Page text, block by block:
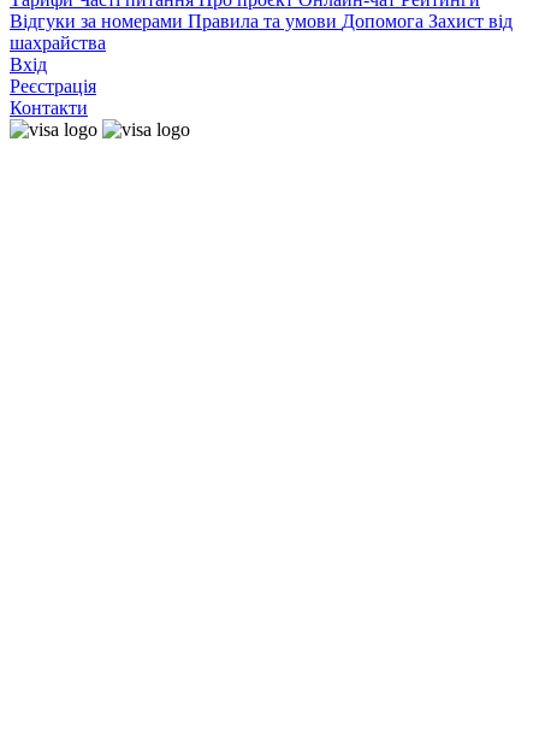
Відгуки за номерами Правила та умови Допомога Захист від
шахрайства
Вхід
Реєстрація
Контакти